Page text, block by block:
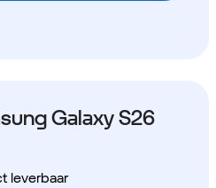
Galaxy S26
leverbaar